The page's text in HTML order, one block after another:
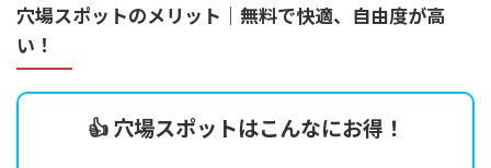
穴場スポットのメリット｜無料で快適、自由度が高
い！
👍 穴場スポットはこんなにお得！